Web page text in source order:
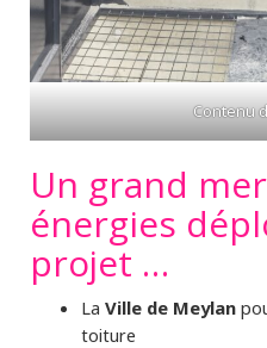
Contenu
Un grand
énergies
projet …
La Ville de Meylan
toiture